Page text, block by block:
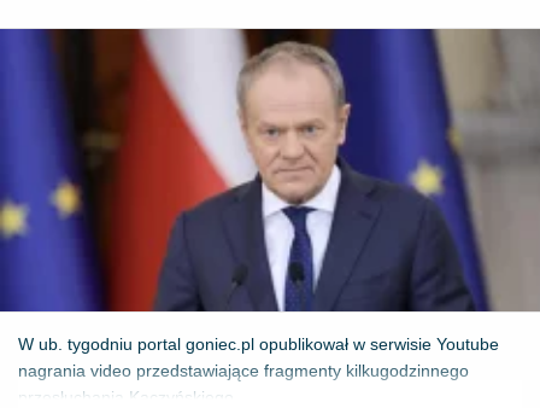
W ub. tygodniu portal goniec.pl opublikował w serwisie Youtube
nagrania video przedstawiające fragmenty kilkugodzinnego
przesłuchania Kaczyńskiego...